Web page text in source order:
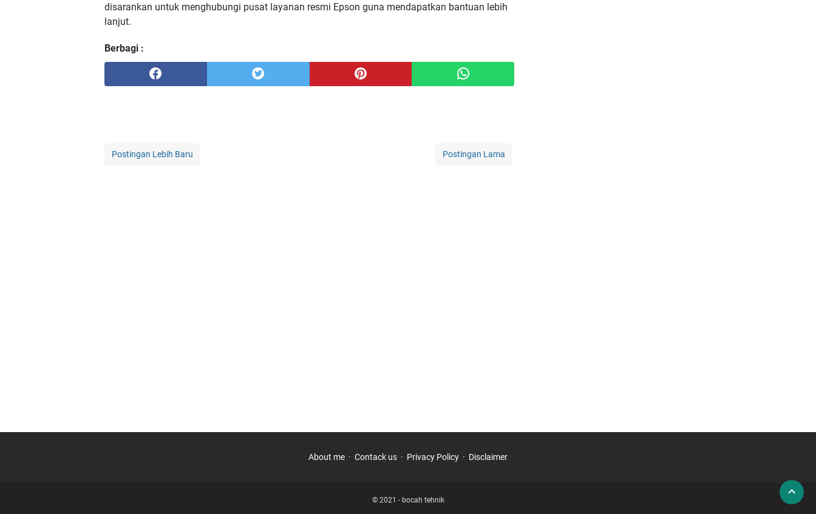
disarankan untuk menghubungi pusat layanan resmi Epson guna mendapatkan bantuan lebih
lanjut.
Berbagi :
Postingan Lebih Baru Postingan Lama
About me Contack us Privacy Policy Disclaimer
© 2021 - bocah tehnik